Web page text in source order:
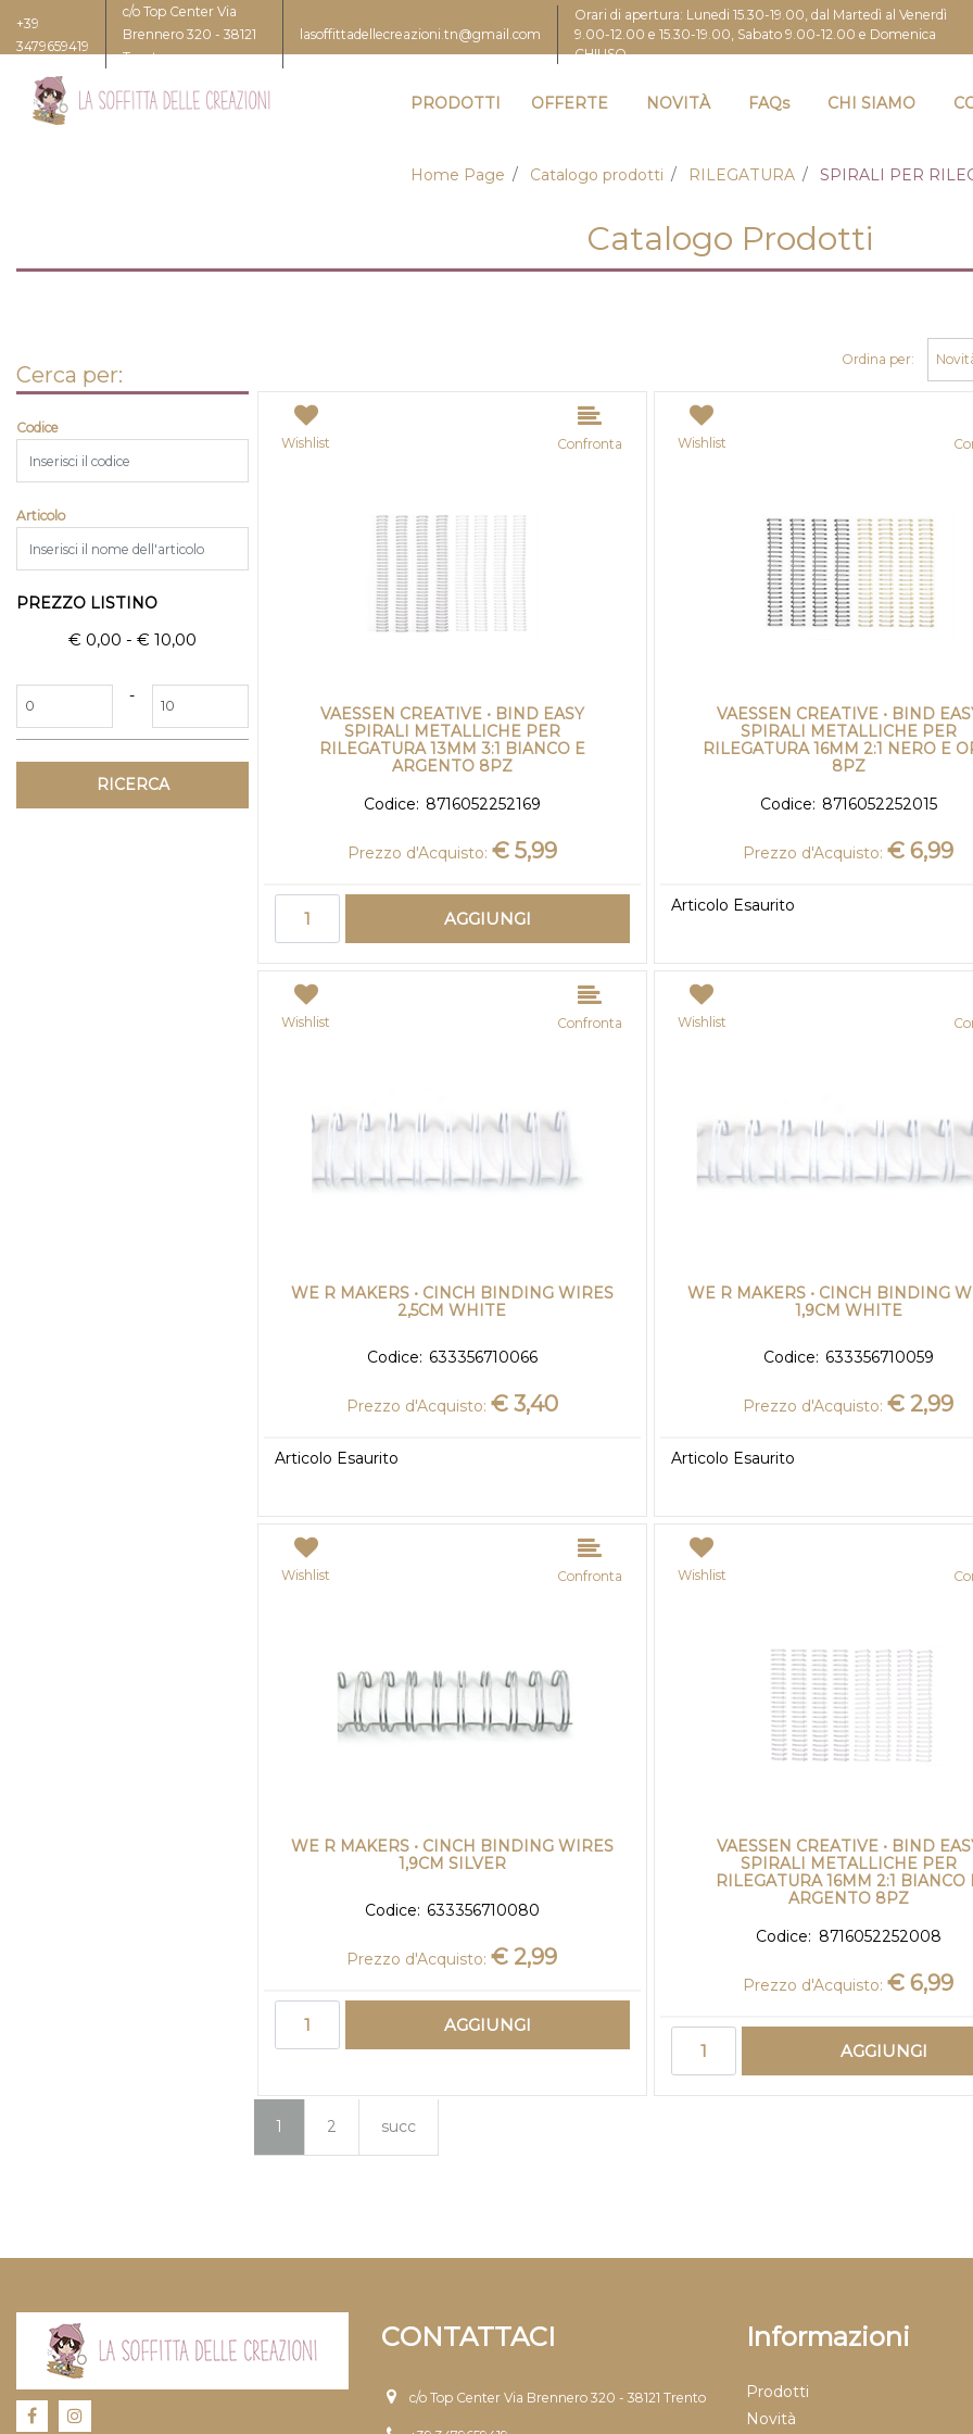
+39
3479659419
c/o Top Center Via
Brennero 320 - 38121
Trento
lasoffittadellecreazioni.tn@gmail.com
Orari di apertura: Lunedi 15.30-19.00, dal Martedì al Venerdì
9.00-12.00 e 15.30-19.00, Sabato 9.00-12.00 e Domenica
CHIUSO
PRODOTTI OFFERTE NOVITÀ FAQs CHI SIAMO
Home Page Catalogo prodotti RILEGATURA SPIRALI PER
Catalogo Prodotti
Cerca per:
Codice
Articolo
PREZZO LISTINO
€ 0,00 - € 10,00
-
Ordina per:
Wishlist Confronta
VAESSEN CREATIVE • BIND EASY
SPIRALI METALLICHE PER
RILEGATURA 13MM 3:1 BIANCO E
ARGENTO 8PZ
Codice: 8716052252169
Prezzo d'Acquisto: € 5,99
AGGIUNGI
Wishlist
VAESSEN CREATIVE • BIND
SPIRALI METALLICHE PER
RILEGATURA 16MM 2:1 NERO E
8PZ
Codice: 8716052252015
Prezzo d'Acquisto: € 6,99
Articolo Esaurito
Wishlist Confronta
WE R MAKERS • CINCH BINDING WIRES
2,5CM WHITE
Codice: 633356710066
Prezzo d'Acquisto: € 3,40
Articolo Esaurito
Wishlist
WE R MAKERS • CINCH BINDING
1,9CM WHITE
Codice: 633356710059
Prezzo d'Acquisto: € 2,99
Articolo Esaurito
Wishlist Confronta
WE R MAKERS • CINCH BINDING WIRES
1,9CM SILVER
Codice: 633356710080
Prezzo d'Acquisto: € 2,99
AGGIUNGI
Wishlist
VAESSEN CREATIVE • BIND
SPIRALI METALLICHE PER
RILEGATURA 16MM 2:1 BIANCO
ARGENTO 8PZ
Codice: 8716052252008
Prezzo d'Acquisto: € 6,99
AGGIUNGI
1 2 succ
CONTATTACI
c/o Top Center Via Brennero 320 - 38121 Trento
Informazioni
Prodotti
Novità